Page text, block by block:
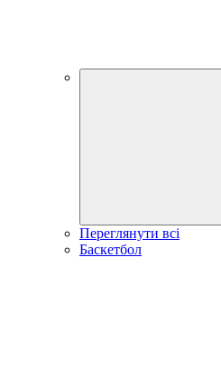
Переглянути всі
Баскетбол